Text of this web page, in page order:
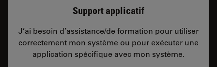
Support applicatif
J’ai besoin d’assistance/de formation pour utiliser
correctement mon système ou pour exécuter une
application spécifique avec mon système.